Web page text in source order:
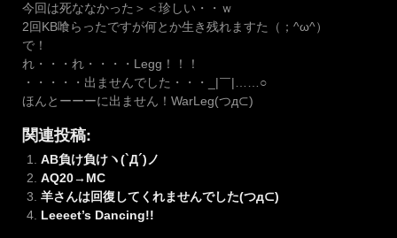
今回は死ななかった＞＜珍しい・・ｗ
2回KB喰らったですが何とか生き残れますた（；^ω^）
で！
れ・・・れ・・・・Legg！！！
・・・・・出ませんでした・・・_|￣|……○
ほんとーーーに出ません！WarLeg(つд⊂)
関連投稿:
AB負け負けヽ(`Д´)ノ
AQ20→MC
羊さんは回復してくれませんでした(つд⊂)
Leeeet’s Dancing!!